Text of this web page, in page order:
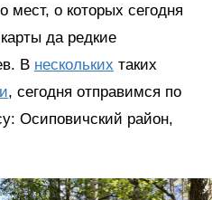
мест, о которых сегодня
да редкие
В нескольких таких
, сегодня отправимся по
Осиповичский район,